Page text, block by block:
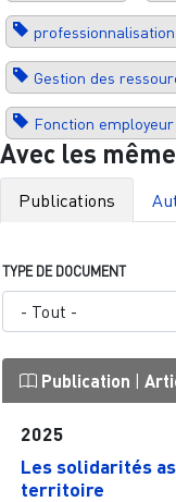
professionnalisation
Gestion des
Fonction employeur
Avec les
Publications
TYPE DE DOCUMENT
Publication
2025
Les solidarités
territoire